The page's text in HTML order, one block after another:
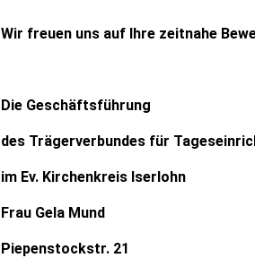
Wir freuen uns auf Ihre zeitnahe
Die Geschäftsführung
des Trägerverbundes für
im Ev. Kirchenkreis Iserlohn
Frau Gela Mund
Piepenstockstr. 21